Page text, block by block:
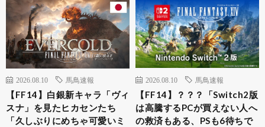
2026.08.10 馬鳥速報
【FF14】白銀新キャラ「ヴィ
スナ」を見たヒカセンたち
「久しぶりにめちゃ可愛いミ
2026.08.10 馬鳥速報
【FF14】？？？「Switch2版
は高騰するPCが買えない人へ
の救済もある、PSも6待ちで